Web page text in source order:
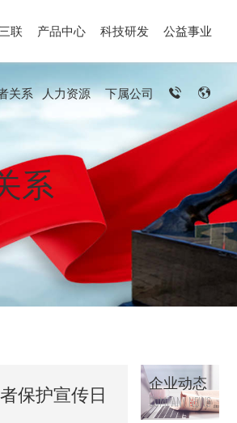
联 产品中心 科技研发 公益事业
关系 人力资源 下属公司
系
保护宣传日 企业动态
COMPANY NEWS